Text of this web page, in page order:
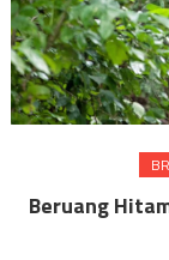
Beruang